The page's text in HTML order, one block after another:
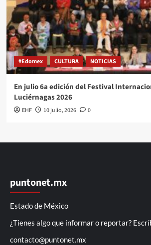
#Edomex CULTURA NOTICIAS
En julio 6a edición del Festival
Luciérnagas 2026
EHF 10 julio, 2026 0
puntonet.mx
Estado de México
¿Tienes algo que informar o reportar?
contacto@puntonet.mx